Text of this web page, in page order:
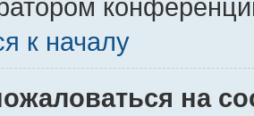
к началу
на